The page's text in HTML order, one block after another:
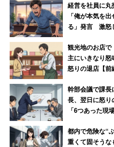
「若者の『コミュ力』不足
ーバル化がいっそう進む未
ョン力』が何より重要と考
す」
と解説していた。
経営を社員に丸
「俺が本気を
る」発言 激怒
観光地のお店
主にいきなり怒
怒りの退店【前
幹部会議で課長
長、翌日に怒
「6つあった現
都内で危険な“
重くて固そう